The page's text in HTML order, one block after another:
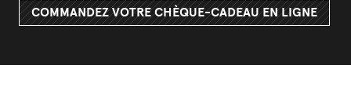
COMMANDEZ VOTRE CHÈQUE-CADEAU EN LIGNE